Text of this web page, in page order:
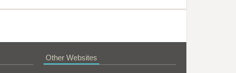
Other Websites